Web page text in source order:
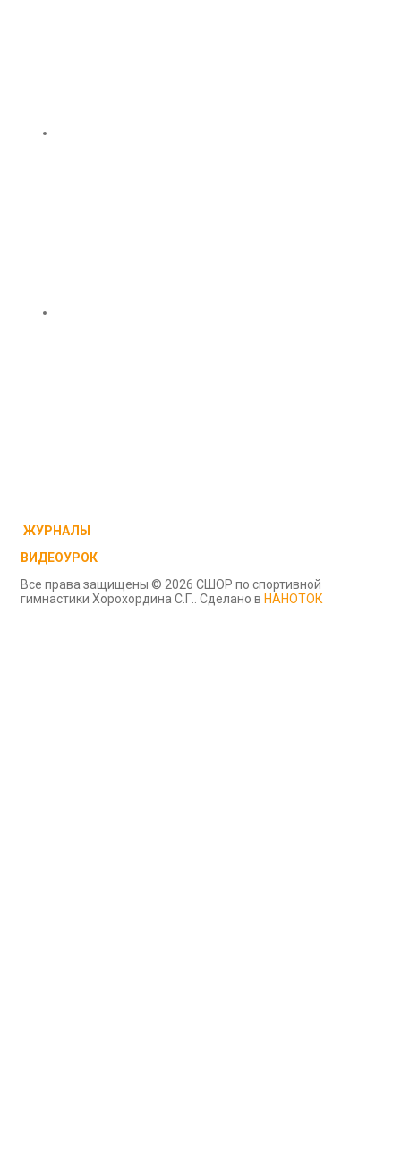
ЖУРНАЛЫ
ВИДЕОУРОК
Все права защищены © 2026 СШОР по спортивной
гимнастики Хорохордина С.Г.. Сделано в НАНОТОК